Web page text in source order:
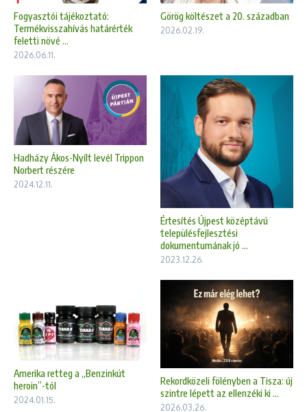
Fogyasztói tájékoztató:
Termékvisszahívás határérték
feletti növé ...
2026.06.11.
Görög költészet a 20. században
2026.02.19.
Hadházy Ákos-Nyílt levél Trippon
Norbert részére
2024.12.11.
Értesítés Újpest középtávú
településfejlesztési
dokumentumának jó ...
2023.12.26.
Amerika retteg a „Benzinkút
heroin”-tól
2024.01.15.
Rekordközeli fölényben a Tisza: új
szintre lépett az ellenzéki ki ...
2026.03.26.